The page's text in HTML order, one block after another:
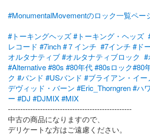
#MonumentalMovementのロック一覧ペー
#トーキングヘッズ#トーキング・ヘッズ
レコード #7inch#７インチ #7インチ #ド
オルタナティブ#オルタナティブロック #
#Alternative#80s #80年代#80sロック#80
ク #バンド #USバンド #ブライアン・イー
デヴィッド・バーン #Eric_Thorngren#ハ
ー #DJ #DJMIX#MIX
--------------------------------------------------
中古の商品になりますので、
デリケートな方はご遠慮ください。